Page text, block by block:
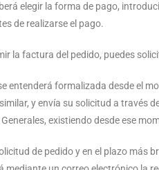
elegir la forma de pago,
de realizarse el pago.
la factura del pedido, puedes
entenderá formalizada desde el
y envía su solicitud a través
existiendo desde ese
de pedido y en el plazo más